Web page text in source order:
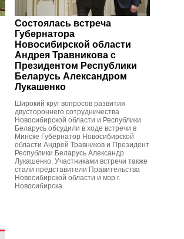
Состоялась встреча
Губернатора
Новосибирской области
Андрея Травникова с
Президентом Республики
Беларусь Александром
Лукашенко
Широкий круг вопросов развития
двустороннего сотрудничества
Новосибирской области и Республики
Беларусь обсудили в ходе встречи в
Минске Губернатор Новосибирской
области Андрей Травников и Президент
Республики Беларусь Александр
Лукашенко. Участниками встречи также
стали представители Правительства
Новосибирской области и мэр г.
Новосибирска.